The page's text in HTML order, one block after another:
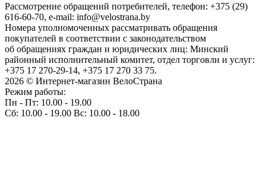
Рассмотрение обращений потребителей, телефон: +375 (29)
616-60-70, e-mail: info@velostrana.by
Номера уполномоченных рассматривать обращения
покупателей в соответствии с законодательством
об обращениях граждан и юридических лиц: Минский
районный исполнительный комитет, отдел торговли и услуг:
+375 17 270-29-14, +375 17 270 33 75.
2026 © Интернет-магазин ВелоСтрана
Режим работы:
Пн - Пт: 10.00 - 19.00
Сб: 10.00 - 19.00 Вс: 10.00 - 18.00